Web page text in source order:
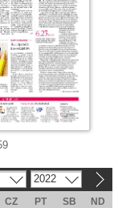
2022
CZ PT SB
ND